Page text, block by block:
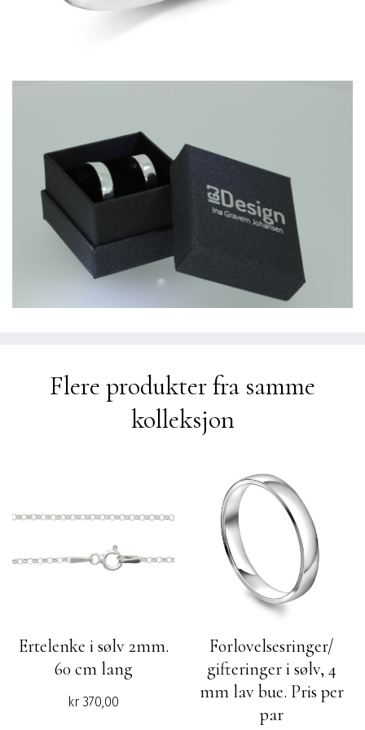
Flere produkter fra samme
kolleksjon
Ertelenke i sølv 2mm.
60 cm lang
kr 370,00
Forlovelsesringer/
gifteringer i sølv, 4
mm lav bue. Pris per
par